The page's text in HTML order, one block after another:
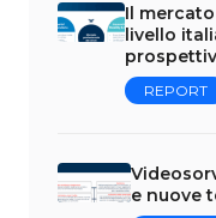
Il
livello
REPORT
e nuove